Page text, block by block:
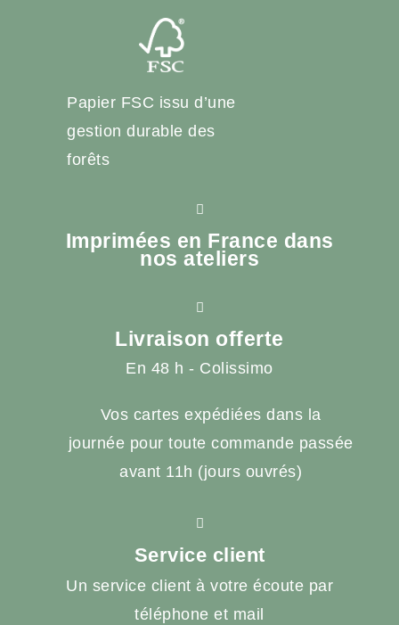
Papier FSC issu d’une
gestion durable des
forêts
Imprimées en France dans
nos ateliers
Livraison offerte
En 48 h - Colissimo
Vos cartes expédiées dans la
journée pour toute commande passée
avant 11h (jours ouvrés)
Service client
Un service client à votre écoute par
téléphone et mail